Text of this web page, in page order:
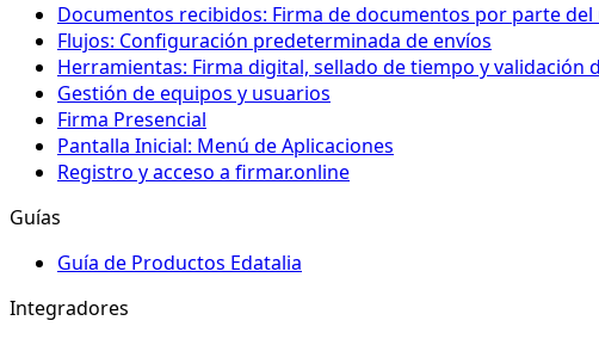
Documentos recibidos: Firma de documentos por parte del
Flujos: Configuración predeterminada de envíos
Herramientas: Firma digital, sellado de tiempo y validación
Gestión de equipos y usuarios
Firma Presencial
Pantalla Inicial: Menú de Aplicaciones
Registro y acceso a firmar.online
Guías
Guía de Productos Edatalia
Integradores